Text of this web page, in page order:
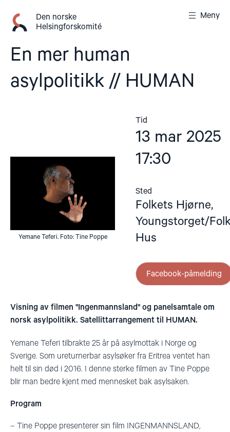
innhold
Den norske
Helsingforskomité
Meny
En mer human
asylpolitikk // HUMAN
Yemane Teferi. Foto: Tine Poppe
Tid
13 mar 2025
17:30
Sted
Folkets Hjørne,
Youngstorget/
Hus
Facebook-påmelding
Visning av filmen "Ingenmannsland" og panelsamtale om
norsk asylpolitikk. Satellittarrangement til HUMAN.
Yemane Teferi tilbrakte 25 år på asylmottak i Norge og
Sverige. Som ureturnerbar asylsøker fra Eritrea ventet han
helt til sin død i 2016. I denne sterke filmen av Tine Poppe
blir man bedre kjent med mennesket bak asylsaken.
Program
– Tine Poppe presenterer sin film INGENMANNSLAND,